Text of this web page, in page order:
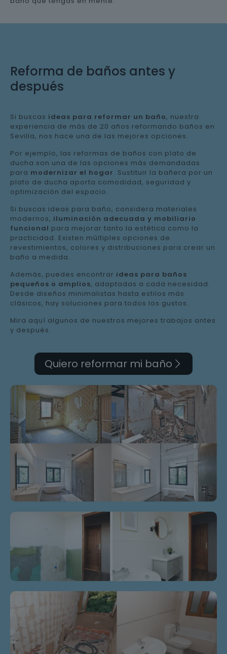
Reforma de baños antes y
después
Si buscas ideas para reformar un baño, nuestra
experiencia de más de 20 años reformando baños en
Sevilla, nos hace una de las mejores opciones.
Por ejemplo, las reformas de baños con plato de
ducha son una de las opciones más demandadas
para modernizar el hogar. Sustituir la bañera por un
plato de ducha aporta comodidad, seguridad y
optimización del espacio.
Si buscas ideas para baño, considera materiales
modernos, iluminación adecuada y mobiliario
funcional para mejorar tanto la estética como la
practicidad. Existen múltiples opciones de
revestimientos, colores y distribuciones para crear un
baño a medida.
Además, puedes encontrar ideas para baños
pequeños o amplios, adaptadas a cada necesidad.
Desde diseños minimalistas hasta estilos más
clásicos, hay soluciones para todos los gustos.
Mira aquí algunos de nuestros mejores trabajos antes
y después.
Quiero reformar mi baño